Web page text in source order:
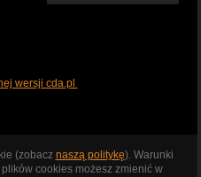
wersji cda.pl
(zobacz naszą politykę). Warunki
cookies możesz zmienić w